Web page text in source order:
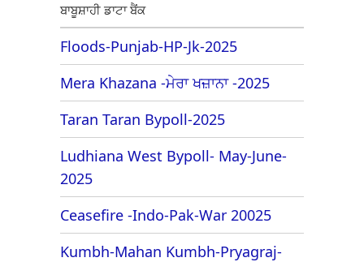
ਬਾਬੂਸ਼ਾਹੀ ਡਾਟਾ ਬੈਂਕ
Floods-Punjab-HP-Jk-2025
Mera Khazana -ਮੇਰਾ ਖਜ਼ਾਨਾ -2025
Taran Taran Bypoll-2025
Ludhiana West Bypoll- May-June-
2025
Ceasefire -Indo-Pak-War 20025
Kumbh-Mahan Kumbh-Pryagraj-